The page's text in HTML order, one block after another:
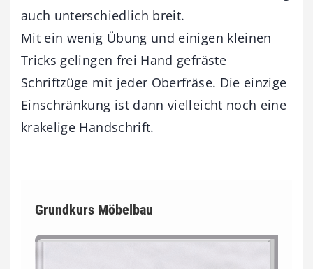
auch unterschiedlich breit.
Mit ein wenig Übung und einigen kleinen
Tricks gelingen frei Hand gefräste
Schriftzüge mit jeder Oberfräse. Die einzige
Einschränkung ist dann vielleicht noch eine
krakelige Handschrift.
Grundkurs Möbelbau